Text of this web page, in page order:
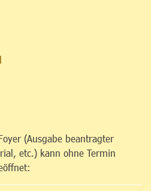
(Ausgabe beantragter
etc.) kann ohne Termin